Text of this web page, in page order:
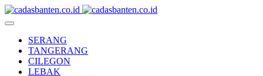
SERANG
TANGERANG
CILEGON
LEBAK